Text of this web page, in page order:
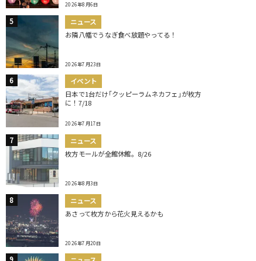
2026年8月6日
ニュース
お隣八幡でうなぎ食べ放題やってる！
2026年7月23日
イベント
日本で1台だけ｢クッピーラムネカフェ｣が枚方
に！7/18
2026年7月17日
ニュース
枚方モールが全館休館。8/26
2026年8月3日
ニュース
あさって枚方から花火見えるかも
2026年7月20日